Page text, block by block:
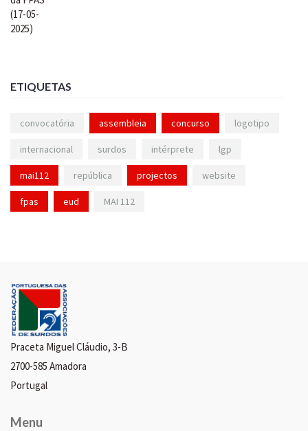
ETIQUETAS
convocatória assembleia concurso logotipo
internacional surdos intérprete lgp
mai112 república projectos website
fpas eud MAI 112
Praceta Miguel Cláudio, 3-B
2700-585 Amadora
Portugal
Menu